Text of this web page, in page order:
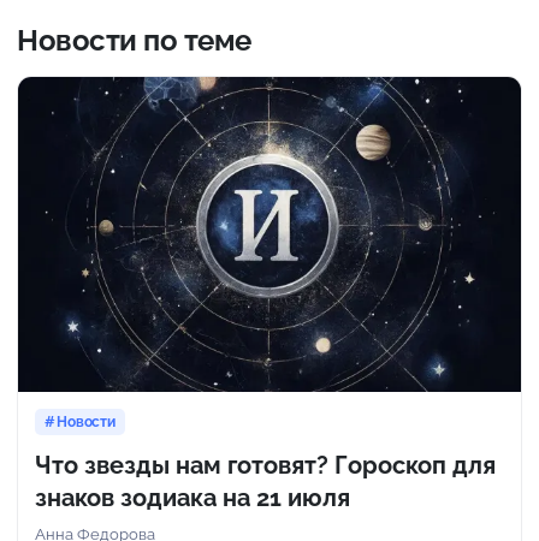
Новости по теме
Новости
Что звезды нам готовят? Гороскоп для
знаков зодиака на 21 июля
Анна Федорова